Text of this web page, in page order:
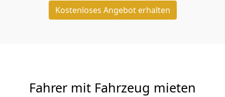
Kostenloses Angebot erhalten
Fahrer mit Fahrzeug mieten